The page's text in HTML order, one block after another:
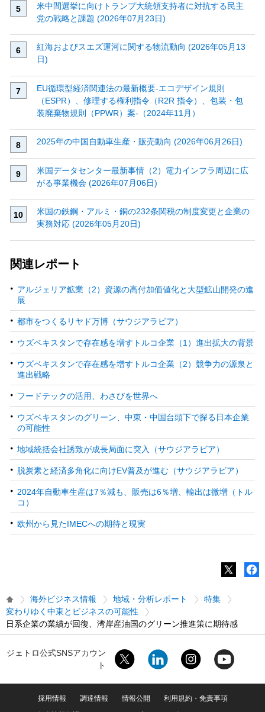
米中間選挙に向けトランプ大統領支持者に対抗する民主
党の戦略と課題 (2026年07月23日)
紅海およびスエズ運河に関する物流動向 (2026年05月13
日)
EU循環型経済関連法の最新概要‐エコデザイン規則
（ESPR）、修理する権利指令（R2R 指令）、包装・包
装廃棄物規則（PPWR）案‐（2024年11月）
2025年の中国自動車生産・販売動向 (2026年06月26日)
米国データセンター最新事情（2）電力インフラ周辺に広
がる事業機会 (2026年07月06日)
米国の鉄鋼・アルミ・銅の232条関税の制度変更と企業の
実務対応 (2026年05月20日)
関連レポート
アルジェリア鉱業（2）資源の高付加価値化と大型鉱山開発の進
展
都市をつくるリヤド万博（サウジアラビア）
ウズベキスタンで存在感を増すトルコ企業（1）進出拡大の背景
ウズベキスタンで存在感を増すトルコ企業（2）競争力の源泉と
進出戦略
フードテックの活用、わさびを世界へ
ウズベキスタンのグリーン、中東・中国台頭下で探る日本企業
の可能性
地域統括会社誘致が成長局面に突入（サウジアラビア）
脱炭素と経済多角化に向けEV普及が進む（サウジアラビア）
2024年自動車生産は7％減も、販売は6％増、輸出は微増（トル
コ）
欧州から見たIMECへの期待と現実
海外ビジネス情報 地域・分析レポート
特集
変わりゆく中東とビジネスの可能性
日系企業の業績が回復、湾岸産油国のグリーン推進策に期待感
ジェトロ公式SNSアカウン
ト
採用情報 調達情報 情報公開
利用規約・免責事項